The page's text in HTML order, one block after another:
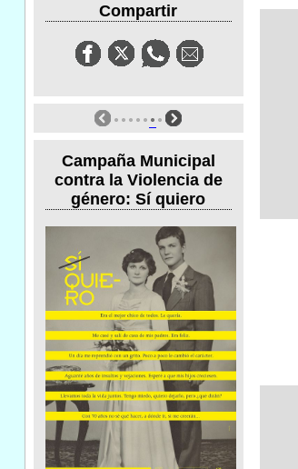
Compartir
Campaña Municipal
contra la Violencia de
género: Sí quiero